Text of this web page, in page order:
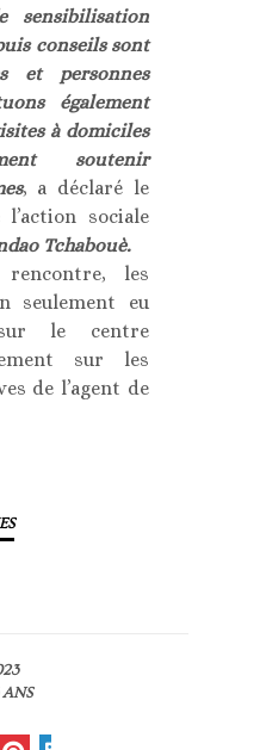
sensibilisation
conseils sont
et personnes
également
à domiciles
soutenir
, a déclaré le
sociale
Tchabouè.
les
seulement eu
le centre
sur les
de l’agent de
ANS